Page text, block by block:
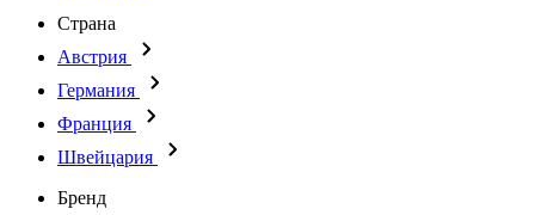
Страна
Австрия
Германия
Франция
Швейцария
Бренд